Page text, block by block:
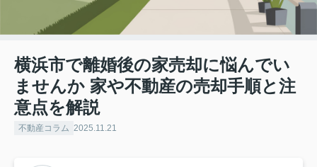
横浜市で離婚後の家売却に悩んでい
ませんか 家や不動産の売却手順と注
意点を解説
不動産コラム 2025.11.21